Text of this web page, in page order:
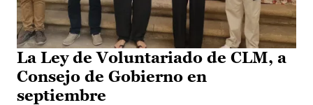
La Ley de Voluntariado de CLM, a
Consejo de Gobierno en
septiembre